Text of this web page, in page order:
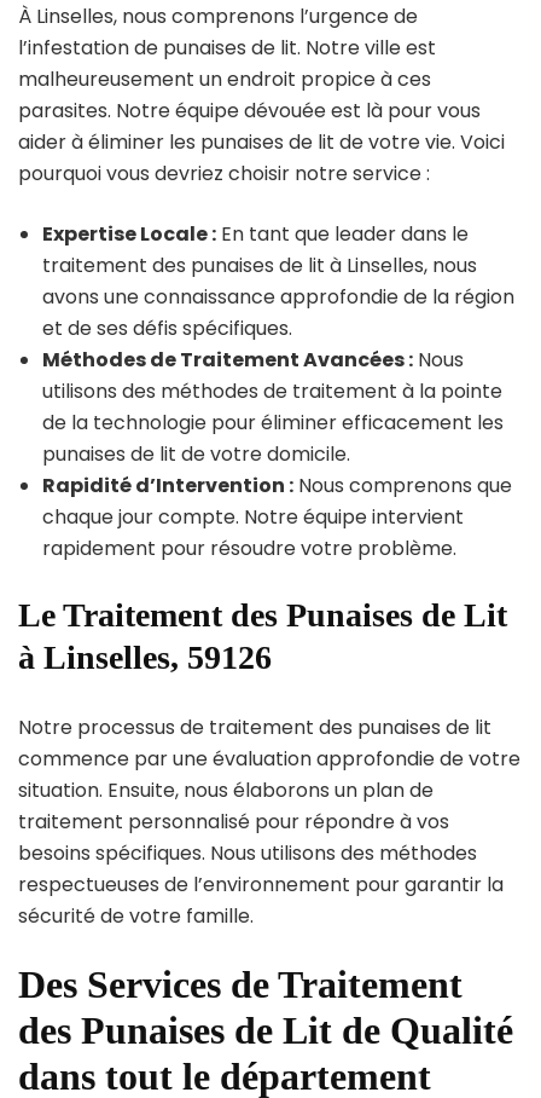
À Linselles, nous comprenons l’urgence de
l’infestation de punaises de lit. Notre ville est
malheureusement un endroit propice à ces
parasites. Notre équipe dévouée est là pour vous
aider à éliminer les punaises de lit de votre vie. Voici
pourquoi vous devriez choisir notre service :
Expertise Locale : En tant que leader dans le
traitement des punaises de lit à Linselles, nous
avons une connaissance approfondie de la région
et de ses défis spécifiques.
Méthodes de Traitement Avancées : Nous
utilisons des méthodes de traitement à la pointe
de la technologie pour éliminer efficacement les
punaises de lit de votre domicile.
Rapidité d’Intervention : Nous comprenons que
chaque jour compte. Notre équipe intervient
rapidement pour résoudre votre problème.
Le Traitement des Punaises de Lit
à Linselles, 59126
Notre processus de traitement des punaises de lit
commence par une évaluation approfondie de votre
situation. Ensuite, nous élaborons un plan de
traitement personnalisé pour répondre à vos
besoins spécifiques. Nous utilisons des méthodes
respectueuses de l’environnement pour garantir la
sécurité de votre famille.
Des Services de Traitement
des Punaises de Lit de Qualité
dans tout le département